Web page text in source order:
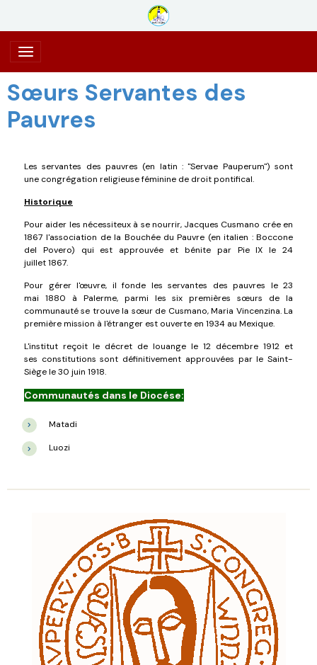
Sœurs Servantes des
Pauvres
Les servantes des pauvres (en latin : "Servae Pauperum") sont
une congrégation religieuse féminine de droit pontifical.
Historique
Pour aider les nécessiteux à se nourrir, Jacques Cusmano crée en
1867 l'association de la Bouchée du Pauvre (en italien : Boccone
del Povero) qui est approuvée et bénite par Pie IX le 24
juillet 1867.
Pour gérer l'œuvre, il fonde les servantes des pauvres le 23
mai 1880 à Palerme, parmi les six premières sœurs de la
communauté se trouve la sœur de Cusmano, Maria Vincenzina. La
première mission à l'étranger est ouverte en 1934 au Mexique.
L'institut reçoit le décret de louange le 12 décembre 1912 et
ses constitutions sont définitivement approuvées par le Saint-
Siège le 30 juin 1918.
Communautés dans le Diocése:
Matadi
Luozi